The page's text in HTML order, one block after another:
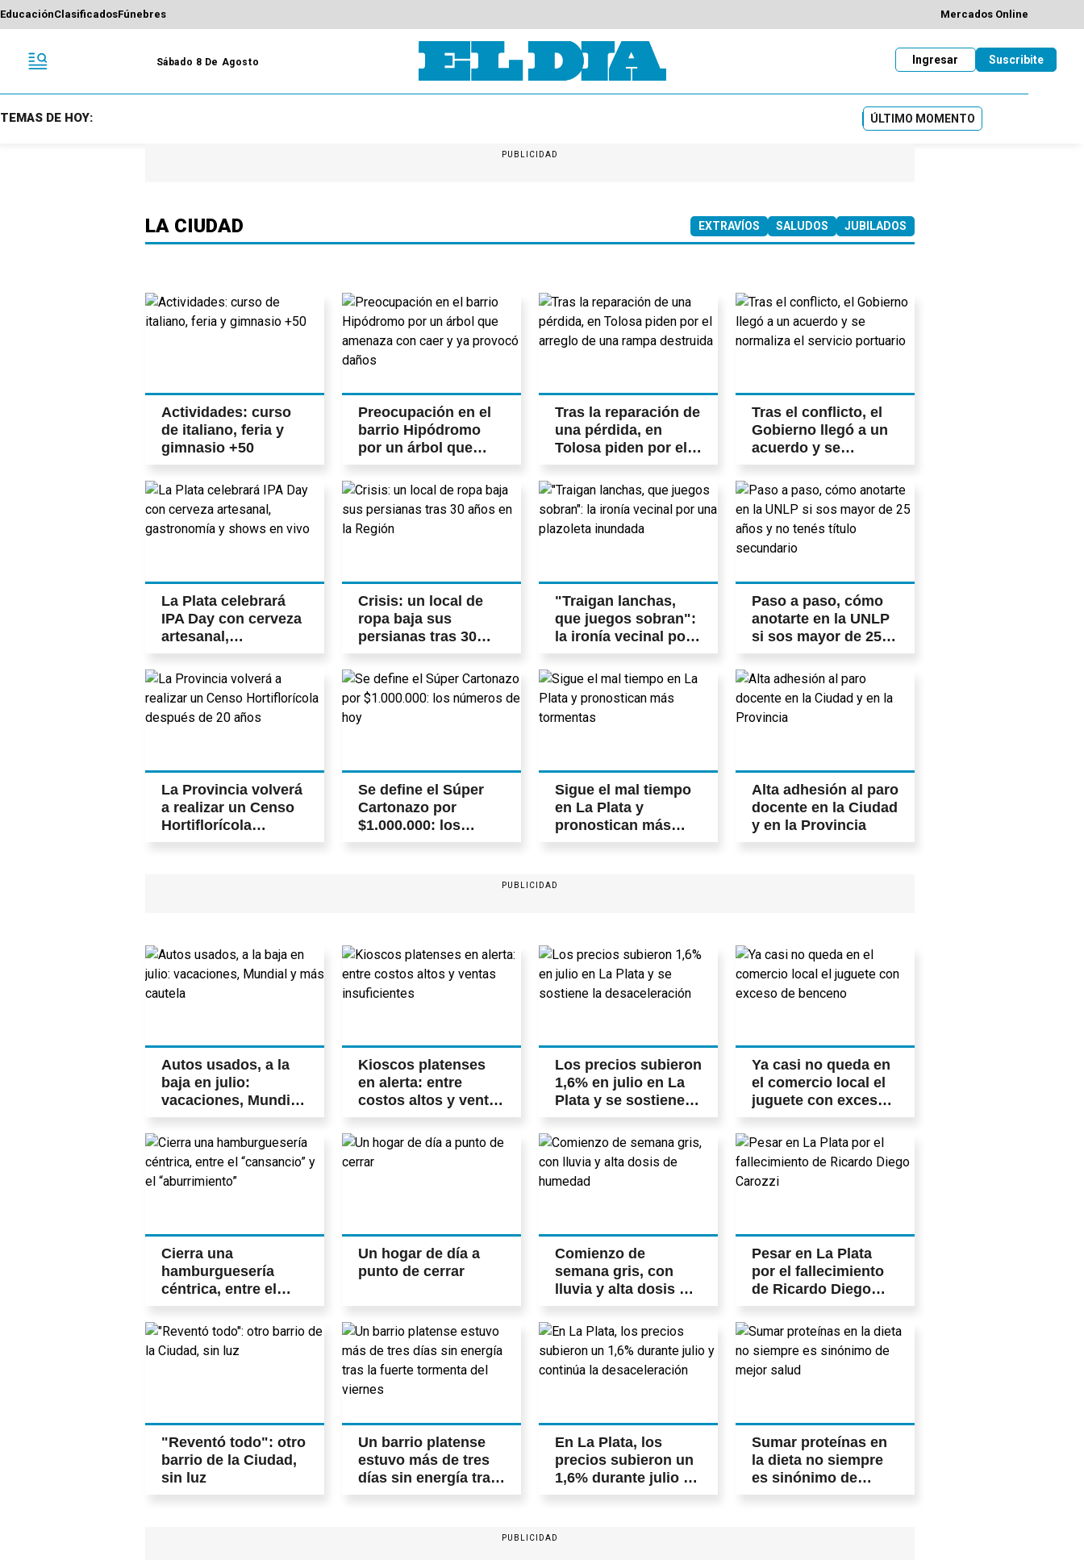
EducaciónClasificadosFúnebres Mercados Online
Sábado 8 De Agosto Suscribite
Ingresar
TEMAS DE HOY: ÚLTIMO MOMENTO
PUBLICIDAD
LA CIUDAD EXTRAVÍOS SALUDOS JUBILADOS
Actividades: curso
de italiano, feria y
gimnasio +50
Preocupación en el
barrio Hipódromo
por un árbol que
amenaza con caer y
ya provocó daños
Tras la reparación de
una pérdida, en
Tolosa piden por el
arreglo de una
rampa destruida
Tras el conflicto, el
Gobierno llegó a un
acuerdo y se
normaliza el servicio
portuario
La Plata celebrará
IPA Day con cerveza
artesanal,
gastronomía y
shows en vivo
Crisis: un local de
ropa baja sus
persianas tras 30
años en la Región
"Traigan lanchas,
que juegos sobran":
la ironía vecinal por
una plazoleta
inundada
Paso a paso, cómo
anotarte en la UNLP
si sos mayor de 25
años y no tenés
título secundario
La Provincia volverá
a realizar un Censo
Hortiflorícola
después de 20 años
Se define el Súper
Cartonazo por
$1.000.000: los
números de hoy
Sigue el mal tiempo
en La Plata y
pronostican más
tormentas
Alta adhesión al paro
docente en la Ciudad
y en la Provincia
PUBLICIDAD
Autos usados, a la
baja en julio:
vacaciones, Mundial
y más cautela
Kioscos platenses
en alerta: entre
costos altos y ventas
insuficientes
Los precios subieron
1,6% en julio en La
Plata y se sostiene la
desaceleración
Ya casi no queda en
el comercio local el
juguete con exceso
de benceno
Cierra una
hamburguesería
céntrica, entre el
“cansancio” y el
“aburrimiento”
Un hogar de día a
punto de cerrar
Comienzo de
semana gris, con
lluvia y alta dosis de
humedad
Pesar en La Plata
por el fallecimiento
de Ricardo Diego
Carozzi
"Reventó todo": otro
barrio de la Ciudad,
sin luz
Un barrio platense
estuvo más de tres
días sin energía tras
la fuerte tormenta
En La Plata, los
precios subieron un
1,6% durante julio y
continúa la
Sumar proteínas en
la dieta no siempre
es sinónimo de
mejor salud
PUBLICIDAD